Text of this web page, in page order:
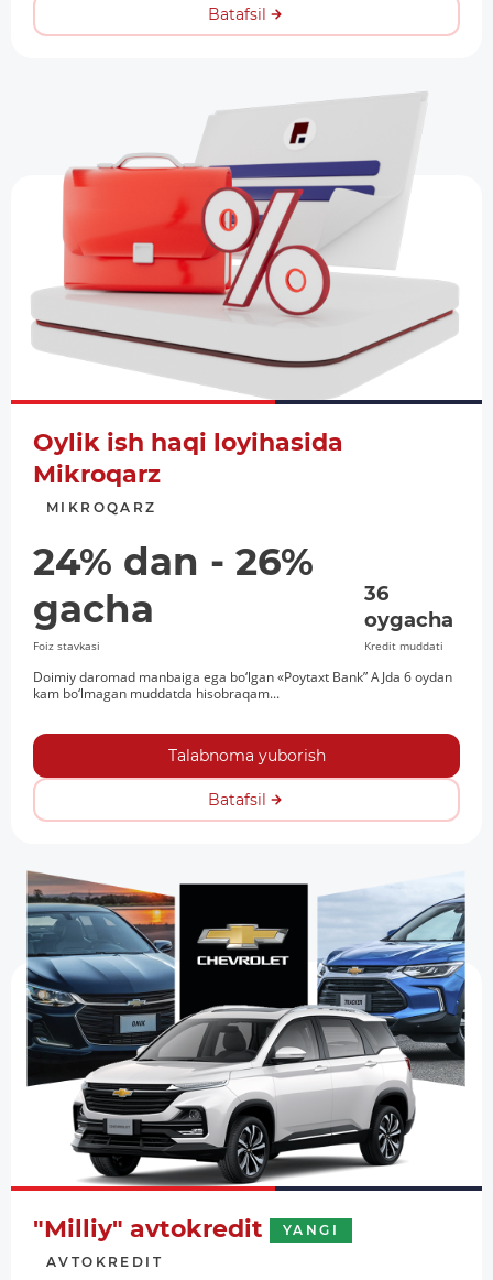
Batafsil
Oylik ish haqi loyihasida
Mikroqarz
MIKROQARZ
24% dan - 26%
gacha
Foiz stavkasi
36
oygacha
Kredit muddati
Doimiy daromad manbaiga ega bo‘lgan «Poytaxt Bank” AJda 6 oydan
kam bo‘lmagan muddatda hisobraqam...
Talabnoma yuborish
Batafsil
"Milliy" avtokredit
YANGI
AVTOKREDIT